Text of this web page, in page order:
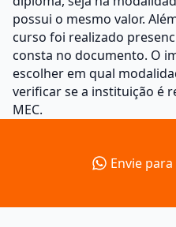
possui o mesmo valor.
curso foi realizado
consta no documento. O
escolher em qual
verificar se a instituição é
MEC.
Envie para